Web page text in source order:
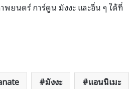
พยนตร์ การ์ตูน มังงะ และอื่น ๆ ได้ที่
มังงะ แอนนิเมะ